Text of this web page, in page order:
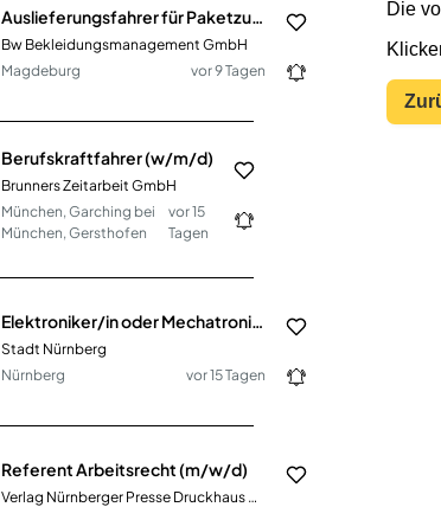
Auslieferungsfahrer für Paketzustellung (w/m/d)
Bw Bekleidungsmanagement GmbH
Magdeburg
vor 9 Tagen
Berufskraftfahrer (w/m/d)
Brunners Zeitarbeit GmbH
München, Garching bei
München, Gersthofen
vor 15
Tagen
Elektroniker/in oder Mechatroniker/in als Fernmeldehandwerker/in (w/m/d) Netz
Stadt Nürnberg
Nürnberg
vor 15 Tagen
Referent Arbeitsrecht (m/w/d)
Verlag Nürnberger Presse Druckhaus Nürnberg GmbH &amp; Co. KG